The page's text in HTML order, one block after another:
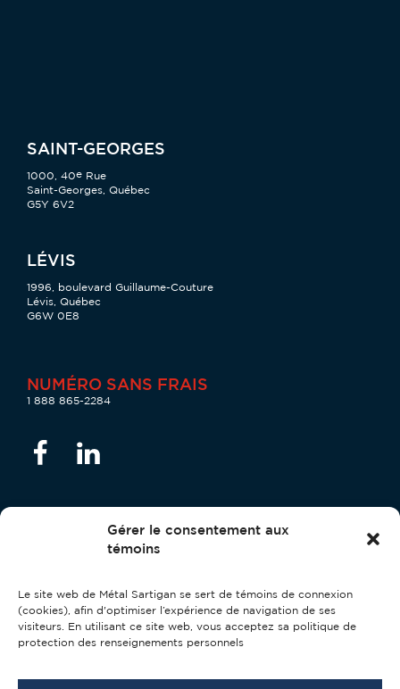
Gérer le consentement aux
témoins
Le site web de Métal Sartigan se sert de témoins de connexion
(cookies), afin d'optimiser l’expérience de navigation de ses
visiteurs. En utilisant ce site web, vous acceptez sa politique de
protection des renseignements personnels
SAINT-GEORGES
1000, 40e Rue
Saint-Georges, Québec
G5Y 6V2
LÉVIS
1996, boulevard Guillaume-Couture
Lévis, Québec
G6W 0E8
NUMÉRO SANS FRAIS
1 888 865-2284
personnels
confidentialite@metalsartigan.com
Politique de protection des renseignements personnels
Licence RBQ: 2868-9818-26